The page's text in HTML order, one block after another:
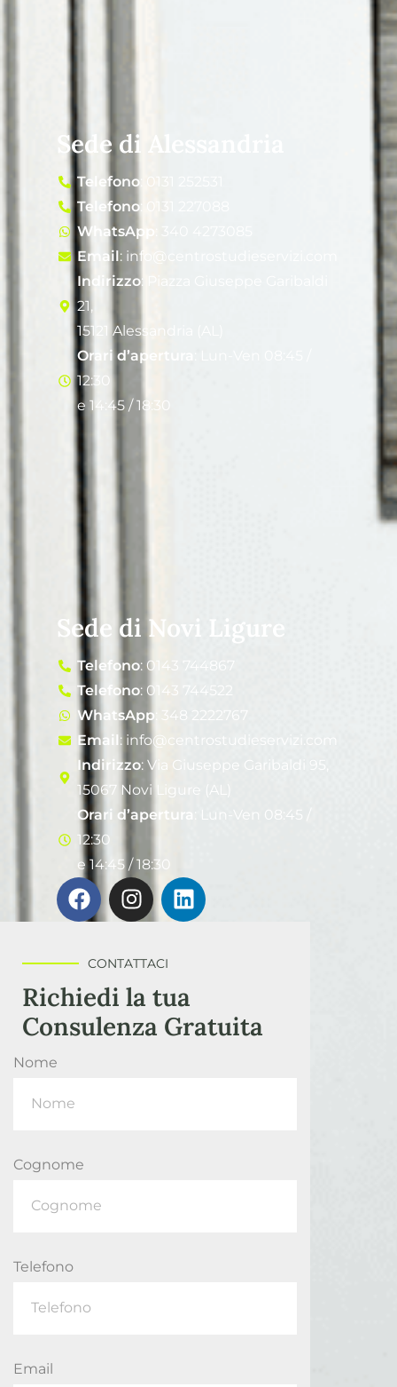
Sede di Alessandria
Telefono: 0131 252531
Telefono: 0131 227088
WhatsApp
Email: info@centrostudieservizi.com
Indirizzo: Piazza Giuseppe Garibaldi
21,
15121 Alessandria (AL)
Orari d’apertura
12:30
e 14:45 / 18:30
Sede di Novi Ligure
Telefono: 0143 744867
Telefono: 0143 744522
WhatsApp : 348 2222767
Email: info@centrostudieservizi.com
Indirizzo: Via Giuseppe Garibaldi 95,
15067 Novi Ligure (AL)
Orari d’apertura : Lun-Ven 08:45 /
12:30
e 14:45 / 18:30
CONTATTACI
Richiedi la tua
Consulenza Gratuita
Nome
Cognome
Telefono
Email